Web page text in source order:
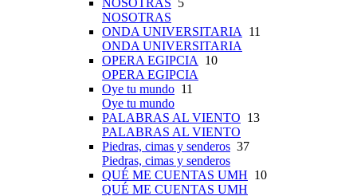
NOSOTRAS 5
NOSOTRAS
ONDA UNIVERSITARIA 11
ONDA UNIVERSITARIA
OPERA EGIPCIA 10
OPERA EGIPCIA
Oye tu mundo 11
Oye tu mundo
PALABRAS AL VIENTO 13
PALABRAS AL VIENTO
Piedras, cimas y senderos 37
Piedras, cimas y senderos
QUÉ ME CUENTAS UMH 10
QUÉ ME CUENTAS UMH